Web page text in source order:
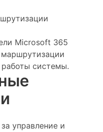
Microsoft 365
системы.
управление и